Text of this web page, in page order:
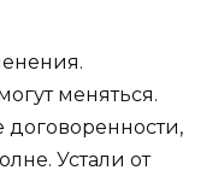
меняться.
договоренности,
Устали от